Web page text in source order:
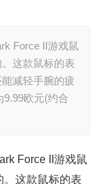
Force II游戏鼠
这款鼠标的表
减轻手腕的疲
欧元(约合
Force II游戏鼠
。这款鼠标的表